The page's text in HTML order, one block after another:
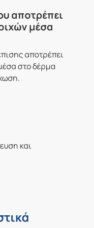
αποτρέπει
μέσα
αποτρέπει
στο δέρμα
και